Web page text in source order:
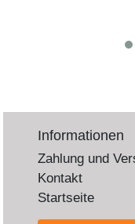
Informationen
Zahlung und
Kontakt
Startseite